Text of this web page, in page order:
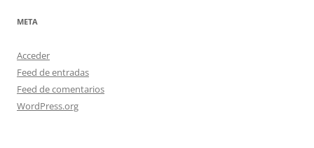
META
Acceder
Feed de entradas
Feed de comentarios
WordPress.org